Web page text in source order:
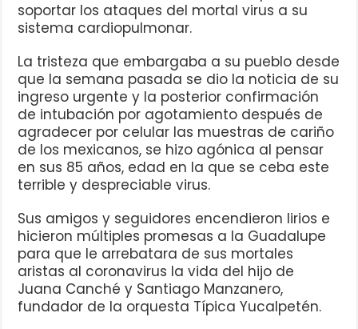
soportar los ataques del mortal virus a su
sistema cardiopulmonar.
La tristeza que embargaba a su pueblo desde
que la semana pasada se dio la noticia de su
ingreso urgente y la posterior confirmación
de intubación por agotamiento después de
agradecer por celular las muestras de cariño
de los mexicanos, se hizo agónica al pensar
en sus 85 años, edad en la que se ceba este
terrible y despreciable virus.
Sus amigos y seguidores encendieron lirios e
hicieron múltiples promesas a la Guadalupe
para que le arrebatara de sus mortales
aristas al coronavirus la vida del hijo de
Juana Canché y Santiago Manzanero,
fundador de la orquesta Típica Yucalpetén.